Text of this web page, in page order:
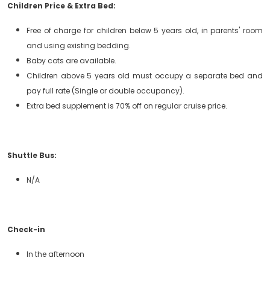
Children Price & Extra Bed:
Free of charge for children below 5 years old, in parents' room
and using existing bedding.
Baby cots are available.
Children above 5 years old must occupy a separate bed and
pay full rate (Single or double occupancy).
Extra bed supplement is 70% off on regular cruise price.
Shuttle Bus:
N/A
Check-in
In the afternoon